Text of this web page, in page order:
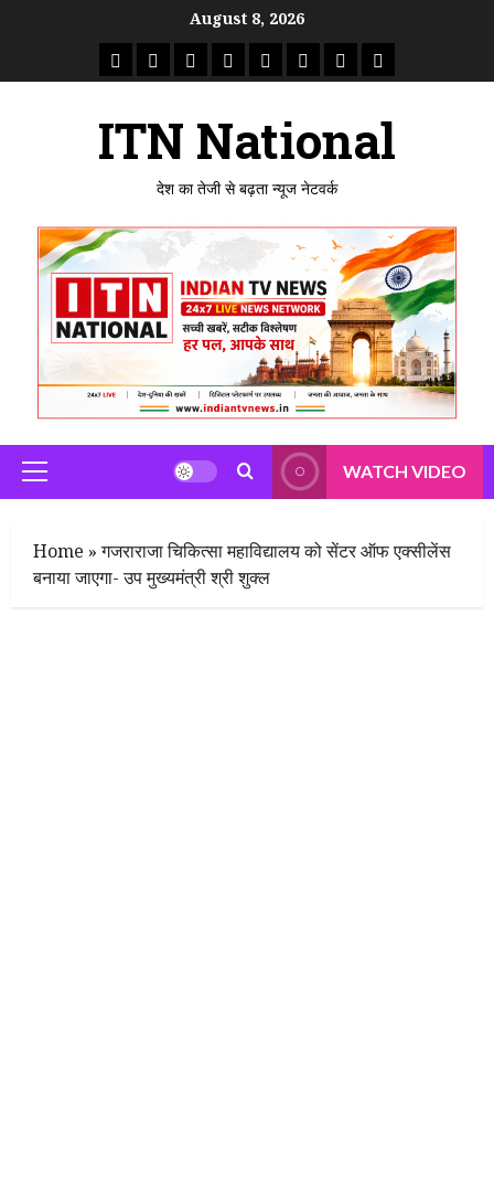
August 8, 2026
राष्ट्रीयताजा
उत्तर
मध्य
राजस्थान
पंजाब गुजरातमहाराष्ट्र
ITN National
देश का तेजी से बढ़ता न्यूज नेटवर्क
Primary
Menu
WATCH VIDEO
Home »गजराराजा चिकित्सा महाविद्यालय को सेंटर ऑफ एक्सीलेंस
बनाया जाएगा- उप मुख्यमंत्री श्री शुक्ल